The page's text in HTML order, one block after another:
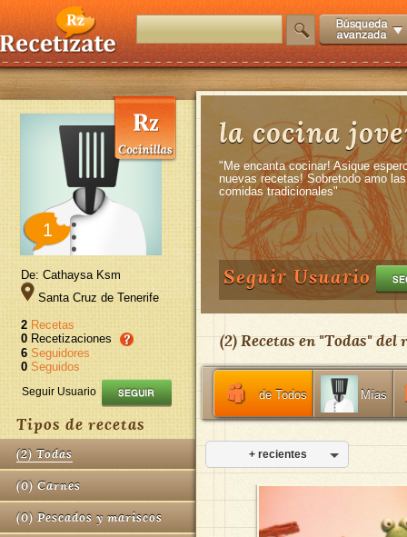
1
De: Cathaysa Ksm
Santa Cruz de Tenerife
2 Recetas
0Recetizaciones
6 Seguidores
0 Seguidos
Seguir Usuario
Tipos de recetas
(2) Todas
(0) Carnes
(0) Pescados y mariscos
la cocina
"Me encanta cocinar! Asique
nuevas recetas! Sobretodo amo
comidas tradicionales"
Seguir Usuario
(2) Recetas en "Todas" del
de Todos Mías
+ recientes